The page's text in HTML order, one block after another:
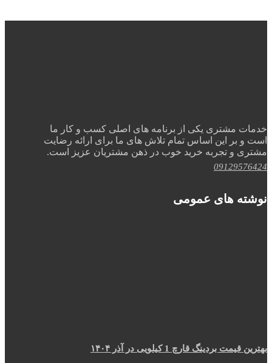
خدمات مشتری یکی از برنامه های اصلی کسب و کار ما
است و بر این اساس تمام تلاش های ما برای ارائه رضایت
مشتری و تجربه خرید خوب در ذهن مشتریان عزیز است.
09129576424
نوشته های عمومی
بهترین قیمت بردینگ قارچ 1 کیلویی در آذر ۱۴۰۴